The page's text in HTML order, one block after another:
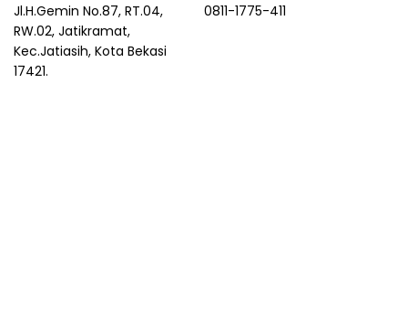
Jl.H.Gemin No.87, RT.04,
RW.02, Jatikramat,
Kec.Jatiasih, Kota Bekasi
17421.
0811-1775-411